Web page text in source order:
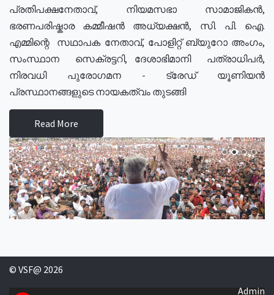
പ്രതിപക്ഷനേതാവ്, നിയമസഭാ സാമാജികൻ,
ഭരണപരിഷ്കാര കമ്മീഷൻ അധ്യക്ഷൻ, സി. പി. ഐ.
എമ്മിന്റെ സഥാപക നേതാവ്, പോളിറ്റ് ബ്യുറോ അംഗം,
സംസ്ഥാന സെക്രട്ടറി, ദേശാഭിമാനി പത്രാധിപർ,
നിരവധി പുരോഗമന - ട്രേഡ് യൂണിയൻ
പ്രസ്ഥാനങ്ങളുടെ നായകത്വം തുടങ്ങി
Read More
© VSF@ 2026
Admin